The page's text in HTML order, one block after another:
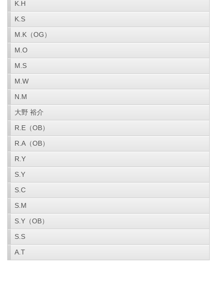
K.H
K.S
M.K（OG）
M.O
M.S
M.W
N.M
大野 裕介
R.E（OB）
R.A（OB）
R.Y
S.Y
S.C
S.M
S.Y（OB）
S.S
A.T